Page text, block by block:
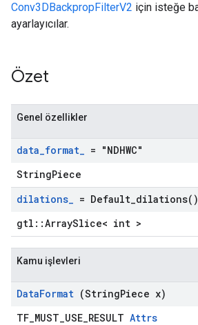
Conv3DBackpropFilterV2 için isteğe
ayarlayıcılar.
Özet
Genel özellikler
data_format_ = "NDHWC"
StringPiece
dilations_ = Default_dilations( )
gtl::ArraySlice< int >
Kamu işlevleri
DataFormat (StringPiece x)
TF_MUST_USE_RESULT Attrs